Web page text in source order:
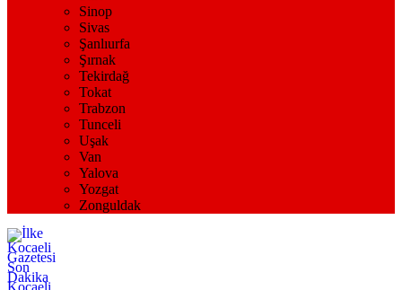
Sinop
Sivas
Şanlıurfa
Şırnak
Tekirdağ
Tokat
Trabzon
Tunceli
Uşak
Van
Yalova
Yozgat
Zonguldak